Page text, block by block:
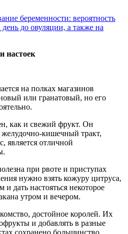
беременности: вероятность
день до овуляции, а также на
настоек
на полках магазинов
или гранатовый, но его
как и свежий фрукт. Он
желудочно-кишечный тракт,
является отличной
при рвоте и приступах
нужно взять кожуру цитруса,
и дать настояться некоторое
утром и вечером.
достойное королей. Их
и добавлять в разные